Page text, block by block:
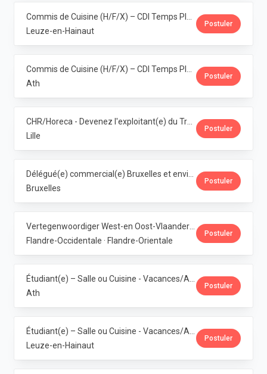
Leuze-en-Hainaut
Postuler
Ath
Postuler
Lille
Postuler
Bruxelles
Postuler
Flandre-Occidentale · Flandre-Orientale
Postuler
Ath
Postuler
Leuze-en-Hainaut
Postuler